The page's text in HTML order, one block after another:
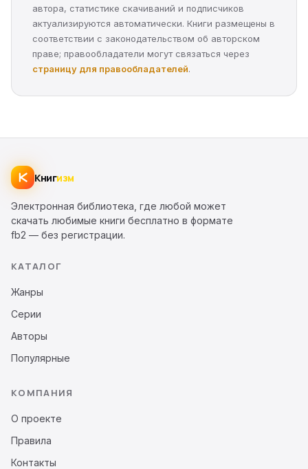
автора, статистике скачиваний и подписчиков
актуализируются автоматически. Книги размещены в
соответствии с законодательством об авторском
праве; правообладатели могут связаться через
страницу для правообладателей.
Книгизм
Электронная библиотека, где любой может
скачать любимые книги бесплатно в формате
fb2 — без регистрации.
КАТАЛОГ
Жанры
Серии
Авторы
Популярные
КОМПАНИЯ
О проекте
Правила
Контакты